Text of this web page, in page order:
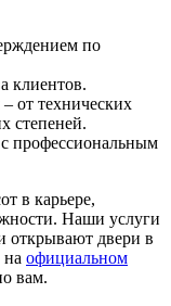
по
клиентов.
от технических
степеней.
профессиональным
в карьере,
Наши услуги
открывают двери в
на официальном
вам.